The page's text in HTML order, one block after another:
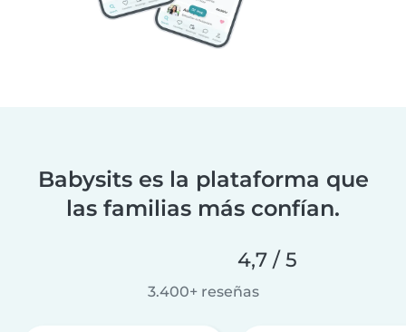
Babysits es la plataforma que
las familias más confían.
4,7 / 5
3.400+ reseñas